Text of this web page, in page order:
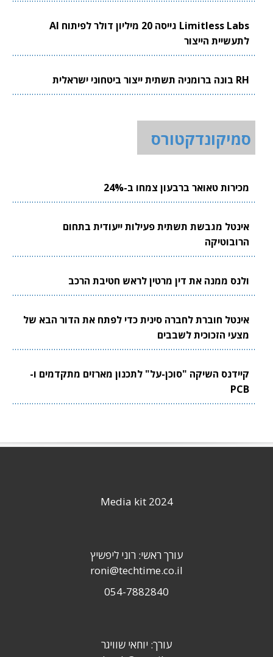
Limitless Labs גייסה 20 מיליון דולר לפיתוח AI
לתעשיית הייצור
RH בונה ברומניה תשתית ייצור ביטחוני ישראלית
סמיקונדקטורס
מכירות טאואר ברבעון צמחו ב-24%
אינטל מגבשת תשתית פעילות ייעודית בתחום
הרובוטיקה
ולנס ממנה את דין מרטין לראש חטיבת הרכב
אינטל חוברת לחברה סינית כדי לפתח את הדור הבא של
מצעי הזכוכית לשבבים
קיידנס השיקה "סוכן-על" לתכנון מארזים מתקדמים ו-
PCB
Media kit 2024
עורך ראשי: רוני ליפשיץ
roni@techtime.co.il
054-7882840
עורך: יוחאי שוויגר